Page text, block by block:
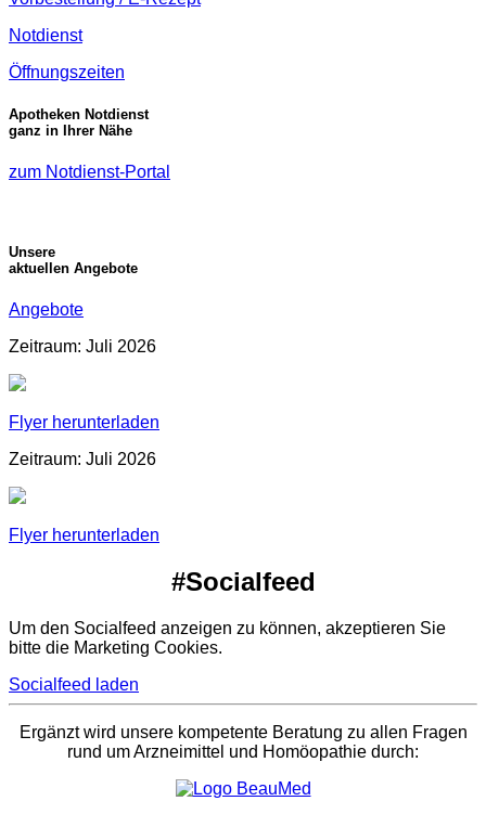
Notdienst
Öffnungszeiten
Apotheken Notdienst
ganz in Ihrer Nähe
zum Notdienst-Portal
Unsere
aktuellen Angebote
Angebote
Zeitraum: Juli 2026
Flyer herunterladen
Zeitraum: Juli 2026
Flyer herunterladen
#Socialfeed
Um den Socialfeed anzeigen zu können, akzeptieren Sie
bitte die Marketing Cookies.
Socialfeed laden
Ergänzt wird unsere kompetente Beratung zu allen Fragen
rund um Arzneimittel und Homöopathie durch: